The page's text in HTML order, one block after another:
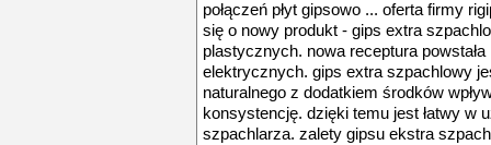
połączeń płyt gipsowo ... oferta firmy
się o nowy produkt - gips extra
plastycznych. nowa receptura
elektrycznych. gips extra szpachlowy
naturalnego z dodatkiem środków
konsystencję. dzięki temu jest łatwy w
szpachlarza. zalety gipsu ekstra